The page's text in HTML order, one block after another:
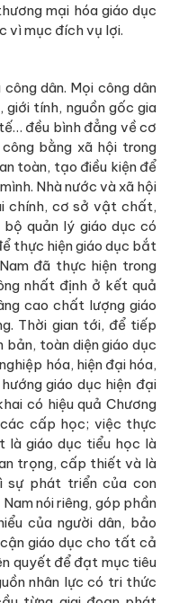
mại hóa giáo dục
vì mục đích vụ lợi.
dân. Mọi công dân
tính, nguồn gốc gia
đều bình đẳng về cơ
bằng xã hội trong
toàn, tạo điều kiện để
Nhà nước và xã hội
chính, cơ sở vật chất,
quản lý giáo dục có
thực hiện giáo dục bắt
đã thực hiện trong
nhất định ở kết quả
cao chất lượng giáo
Thời gian tới, để tiếp
toàn diện giáo dục
hóa, hiện đại hóa,
giáo dục hiện đại
có hiệu quả Chương
cấp học; việc thực
là giáo dục tiểu học là
trọng, cấp thiết và là
sự phát triển của con
nói riêng, góp phần
của người dân, bảo
giáo dục cho tất cả
quyết để đạt mục tiêu
nhân lực có tri thức